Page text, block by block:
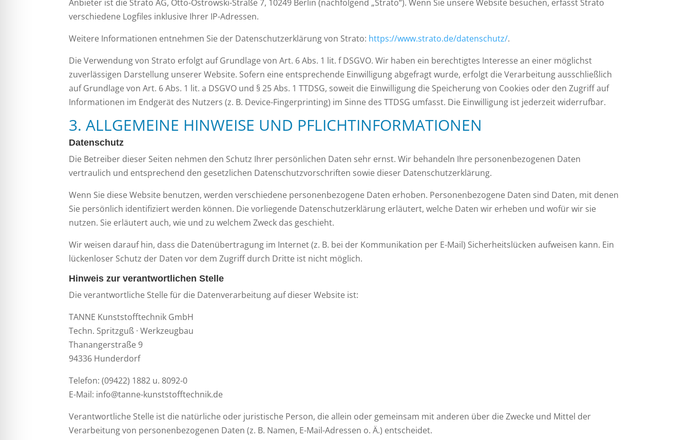
Anbieter ist die Strato AG, Otto-Ostrowski-Straße 7, 10249 Berlin (nachfolgend „Strato“). Wenn Sie unsere Website besuchen, erfasst Strato
verschiedene Logfiles inklusive Ihrer IP-Adressen.
Weitere Informationen entnehmen Sie der Datenschutzerklärung von Strato: https://www.strato.de/datenschutz/.
Die Verwendung von Strato erfolgt auf Grundlage von Art. 6 Abs. 1 lit. f DSGVO. Wir haben ein berechtigtes Interesse an einer möglichst
zuverlässigen Darstellung unserer Website. Sofern eine entsprechende Einwilligung abgefragt wurde, erfolgt die Verarbeitung ausschließlich
auf Grundlage von Art. 6 Abs. 1 lit. a DSGVO und § 25 Abs. 1 TTDSG, soweit die Einwilligung die Speicherung von Cookies oder den Zugriff auf
Informationen im Endgerät des Nutzers (z. B. Device-Fingerprinting) im Sinne des TTDSG umfasst. Die Einwilligung ist jederzeit widerrufbar.
3. ALLGEMEINE HINWEISE UND PFLICHT­INFORMATIONEN
Datenschutz
Die Betreiber dieser Seiten nehmen den Schutz Ihrer persönlichen Daten sehr ernst. Wir behandeln Ihre personenbezogenen Daten
vertraulich und entsprechend den gesetzlichen Datenschutzvorschriften sowie dieser Datenschutzerklärung.
Wenn Sie diese Website benutzen, werden verschiedene personenbezogene Daten erhoben. Personenbezogene Daten sind Daten, mit denen
Sie persönlich identifiziert werden können. Die vorliegende Datenschutzerklärung erläutert, welche Daten wir erheben und wofür wir sie
nutzen. Sie erläutert auch, wie und zu welchem Zweck das geschieht.
Wir weisen darauf hin, dass die Datenübertragung im Internet (z. B. bei der Kommunikation per E-Mail) Sicherheitslücken aufweisen kann. Ein
lückenloser Schutz der Daten vor dem Zugriff durch Dritte ist nicht möglich.
Hinweis zur verantwortlichen Stelle
Die verantwortliche Stelle für die Datenverarbeitung auf dieser Website ist:
TANNE Kunststofftechnik GmbH
Techn. Spritzguß · Werkzeugbau
Thanangerstraße 9
94336 Hunderdorf
Telefon: (09422) 1882 u. 8092-0
E-Mail: info@tanne-kunststofftechnik.de
Verantwortliche Stelle ist die natürliche oder juristische Person, die allein oder gemeinsam mit anderen über die Zwecke und Mittel der
Verarbeitung von personenbezogenen Daten (z. B. Namen, E-Mail-Adressen o. Ä.) entscheidet.